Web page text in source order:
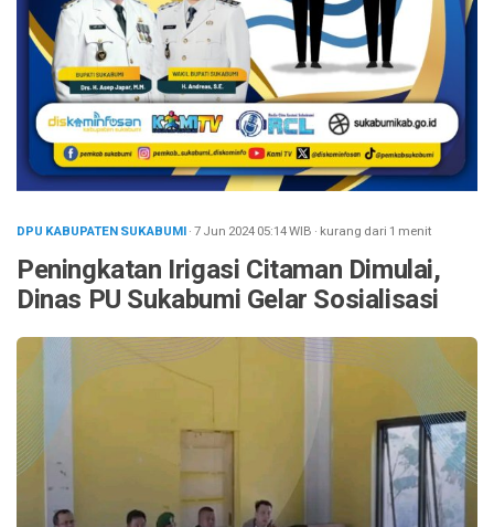
DPU KABUPATEN SUKABUMI· 7 Jun 202405:14WIB · kurang dari 1 menit
Peningkatan Irigasi Citaman Dimulai,
Dinas PU Sukabumi Gelar Sosialisasi